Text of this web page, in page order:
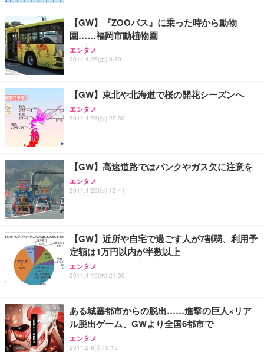
務用 おしゃれ パソコンチェア (ブラック)
Sezlife オフィスチェア デスクチェア 疲れない テレ
ワーク チェア 強化バックレスト 30度ロッキング機
能 人間工学 椅子 腰サポート 90度跳ね上げ式アーム
務用 おしゃれ パソコンチェア (ホワイト)
ANDWINT オフィスチェア デスクチェア 肘なし メ
ッシュ 通気性 ランバーサポート付き 腰サポート ガ
【整備済み品】Dell E2724HS 27インチ 液晶モニタ
ー フルHD（1920×1080）VA 非光沢 HDMI/DisplayP
ort/VGA スピーカー内蔵 高さ調整 スイベル VESA対
【MiniLED/24.5inch/280Hz/FHD】GRAPHT THE S
HOOTER Gaming Monitor 24” Essential ゲーミン
Smart Basic(スマートベーシック) 【Amazon.co.jp
限定】 Smart Basic アイリスオーヤマ ペットシーツ
超厚型 お徳用 ワイド 100枚入 (x 1) (ケース販売)
アイリスオーヤマ ペットシーツ 超厚型 お徳用 レギ
【GW】『ZOOバス』に乗った時から動物
園……福岡市動植物園
エンタメ
2014.4.26(土) 8:30
【GW】東北や北海道で桜の開花シーズンへ
エンタメ
2014.4.23(水) 20:30
【GW】高速道路ではパンクやガス欠に注意を
エンタメ
2014.4.20(日) 12:41
【GW】近所や自宅で過ごす人が7割弱、利用予
定額は1万円以内が半数以上
エンタメ
2014.4.10(木) 21:30
ある城塞都市からの脱出……進撃の巨人×リア
ル脱出ゲーム、GWより全国6都市で
エンタメ
2014.2.8(土) 0:15